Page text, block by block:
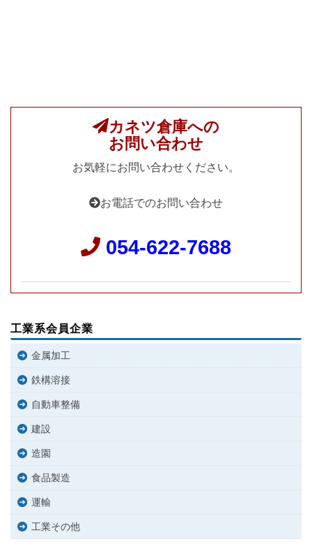
カネツ倉庫への
お問い合わせ
お気軽にお問い合わせください。
お電話でのお問い合わせ
054-622-7688
工業系会員企業
金属加工
鉄構溶接
自動車整備
建設
造園
食品製造
運輸
工業その他